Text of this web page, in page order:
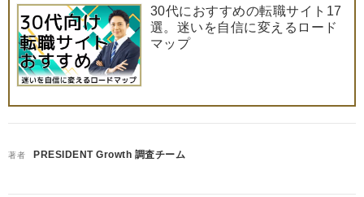
30代におすすめの転職サイト17
選。迷いを自信に変えるロード
マップ
著者 PRESIDENT Growth 調査チーム